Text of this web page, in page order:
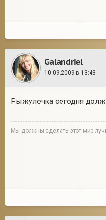
Galandriel
10.09.2009 в 13:43
Рыжулечка сегодня
Мы должны сделать этот мир